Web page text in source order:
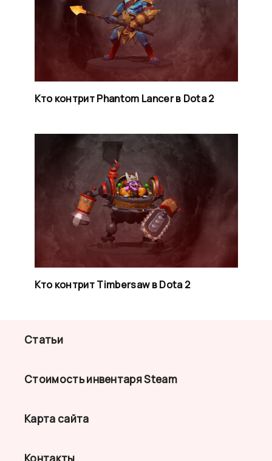
Кто контрит Phantom Lancer в Dota 2
Кто контрит Timbersaw в Dota 2
Статьи
Стоимость инвентаря Steam
Карта сайта